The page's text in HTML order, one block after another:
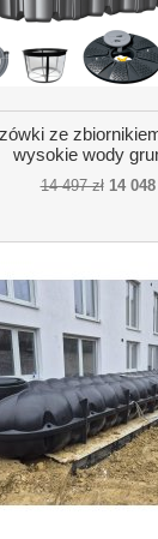
ze
wysokie wody
14 497 zł 14 048